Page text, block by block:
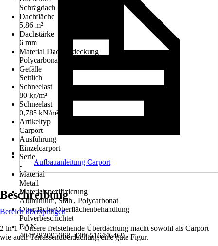
Schrägdach
Dachfläche
5,86 m²
Dachstärke
6 mm
Material Dacheindeckung
Polycarbonat
Gefälle
Seitlich
Schneelast
80 kg/m²
Schneelast
0,785 kN/m²
Artikeltyp
Carport
Ausführung
Einzelcarport
Serie
-
Material
Metall
Materialspezifizierung
Aluminium, Stahl, Polycarbonat
Oberfläche/Oberflächenbehandlung
Pulverbeschichtet
EAN
4047883095668, 4306516446469
Aufbauanleitung Carport
Beschreibung
Bereich überspringen
2 in 1 - Unsere freistehende Überdachung macht sowohl als Carport
wie auch Terrassenüberdachung eine gute Figur.